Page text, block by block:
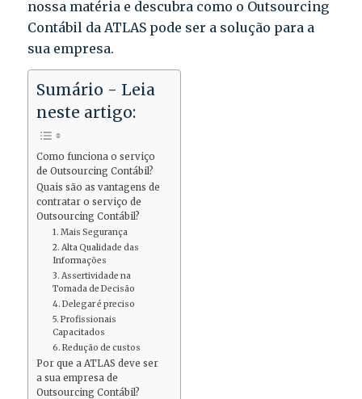
nossa matéria e descubra como o Outsourcing
Contábil da ATLAS pode ser a solução para a
sua empresa.
Sumário - Leia
neste artigo:
Como funciona o serviço
de Outsourcing Contábil?
Quais são as vantagens de
contratar o serviço de
Outsourcing Contábil?
1. Mais Segurança
2. Alta Qualidade das
Informações
3. Assertividade na
Tomada de Decisão
4. Delegar é preciso
5. Profissionais
Capacitados
6. Redução de custos
Por que a ATLAS deve ser
a sua empresa de
Outsourcing Contábil?